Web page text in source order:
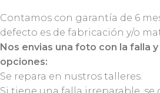
Contamos con garantía de 6
defecto es de fabricación y/o
Nos envias una foto con la falla
opciones:
Se repara en nustros talleres.